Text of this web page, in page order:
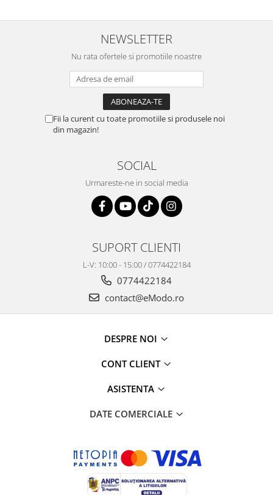
NEWSLETTER
Nu rata ofertele si promotiile noastre
Fii la curent cu toate promotiile si produsele noi
din magazin!
SOCIAL
Urmareste-ne in social media
SUPORT CLIENTI
L-V: 10:00 - 15:00 / 0774422184
0774422184
contact@eModo.ro
DESPRE NOI
CONT CLIENT
ASISTENTA
DATE COMERCIALE